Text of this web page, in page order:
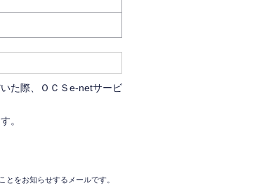
た際、ＯＣＳe-netサービ
。
をお知らせするメールです。